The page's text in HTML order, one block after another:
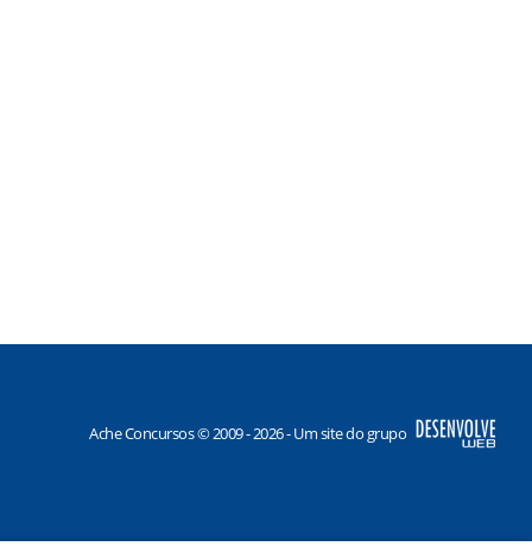
Ache Concursos © 2009 - 2026 - Um site do grupo